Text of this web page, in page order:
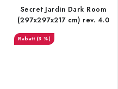
Secret Jardin Dark Room
(297x297x217 cm) rev. 4.0
(8 %)